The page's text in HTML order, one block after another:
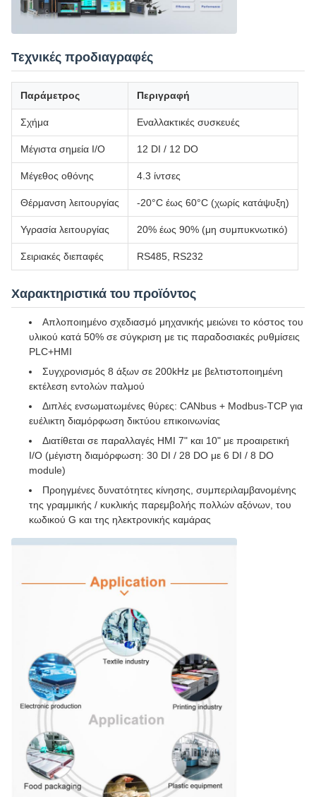
Τεχνικές προδιαγραφές
Παράμετρος Περιγραφή
Σχήμα Εναλλακτικές συσκευές
Μέγιστα σημεία I/O 12 DI / 12 DO
Μέγεθος οθόνης 4.3 ίντσες
Θέρμανση λειτουργίας -20°C έως 60°C (χωρίς κατάψυξη)
Υγρασία λειτουργίας 20% έως 90% (μη συμπυκνωτικό)
Σειριακές διεπαφές RS485, RS232
Χαρακτηριστικά του προϊόντος
Απλοποιημένο σχεδιασμό μηχανικής μειώνει το κόστος του
υλικού κατά 50% σε σύγκριση με τις παραδοσιακές ρυθμίσεις
PLC+HMI
Συγχρονισμός 8 άξων σε 200kHz με βελτιστοποιημένη
εκτέλεση εντολών παλμού
Διπλές ενσωματωμένες θύρες: CANbus + Modbus-TCP για
ευέλικτη διαμόρφωση δικτύου επικοινωνίας
Διατίθεται σε παραλλαγές HMI 7" και 10" με προαιρετική
I/O (μέγιστη διαμόρφωση: 30 DI / 28 DO με 6 DI / 8 DO
module)
Προηγμένες δυνατότητες κίνησης, συμπεριλαμβανομένης
της γραμμικής / κυκλικής παρεμβολής πολλών αξόνων, του
κωδικού G και της ηλεκτρονικής καμάρας